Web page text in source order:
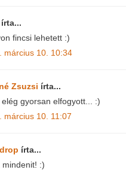
írta...
fincsi lehetett :)
március 10. 10:34
Zsuzsi írta...
gyorsan elfogyott... :)
március 10. 11:07
írta...
mindenit! :)